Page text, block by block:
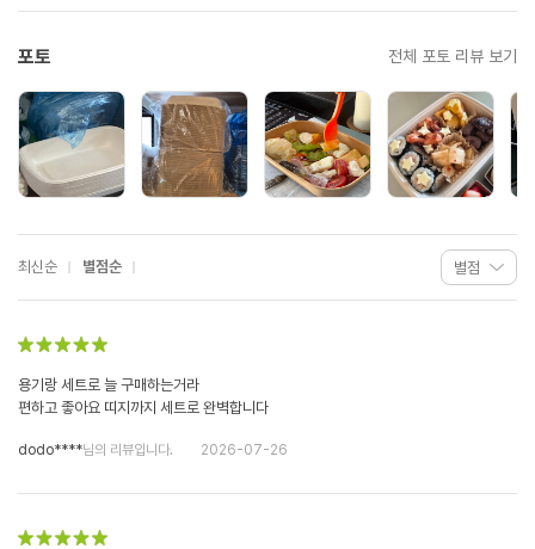
포토 전체 포토 리뷰 보기
최신순 별점순
용기랑 세트로 늘 구매하는거라
편하고 좋아요 띠지까지 세트로 완벽합니다
dodo****님의 리뷰입니다. 2026-07-26